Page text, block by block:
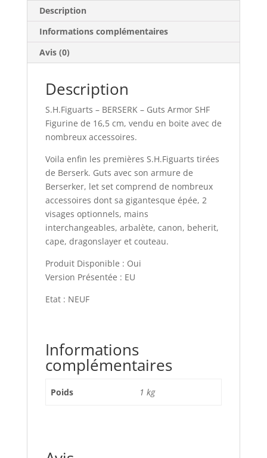
Description
Informations complémentaires
Avis (0)
Description
S.H.Figuarts – BERSERK – Guts Armor SHF
Figurine de 16,5 cm, vendu en boite avec de
nombreux accessoires.
Voila enfin les premières S.H.Figuarts tirées
de Berserk. Guts avec son armure de
Berserker, let set comprend de nombreux
accessoires dont sa gigantesque épée, 2
visages optionnels, mains
interchangeables, arbalète, canon, beherit,
cape, dragonslayer et couteau.
Produit Disponible : Oui
Version Présentée : EU
Etat : NEUF
Informations
complémentaires
Poids 1 kg